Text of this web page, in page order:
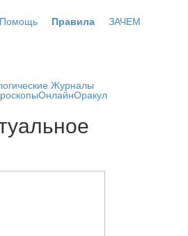
Помощь Правила
ЗАЧЕМ
Журналы
ОнлайнОракул